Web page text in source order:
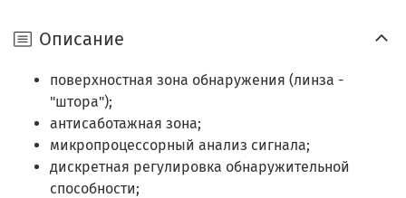
Описание
поверхностная зона обнаружения (линза -
"штора");
антисаботажная зона;
микропроцессорный анализ сигнала;
дискретная регулировка обнаружительной
способности;